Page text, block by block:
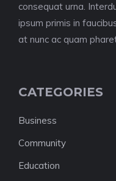
consequat urna.
ipsum primis in
at nunc ac quam
CATEGORIES
Business
Community
Education